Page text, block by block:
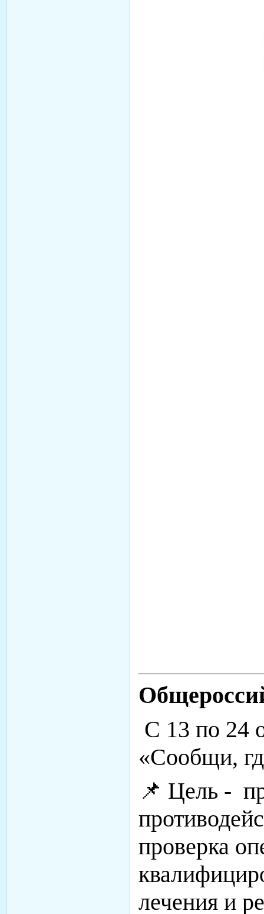
С 13 по 24
«Сообщи,
📌 Цель -
проверка
лечения и